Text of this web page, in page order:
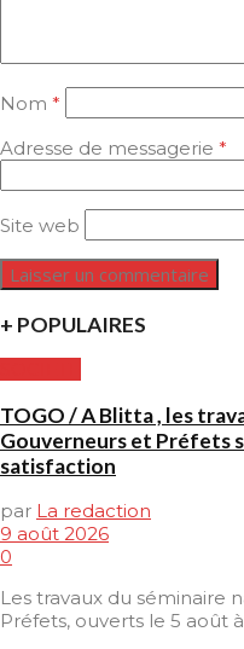
Nom *
Adresse de messagerie *
Site web
+ POPULAIRES
TOGO / A Blitta , les
Gouverneurs et Préfets
satisfaction
par La redaction
9 août 2026
0
Les travaux du séminaire
Préfets, ouverts le 5 août